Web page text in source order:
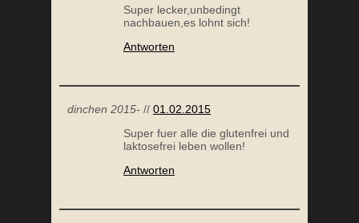
Super lecker,unbedingt
nachbauen,es lohnt sich!
Antworten
dinchen 2015- // 01.02.2015
Super fuer alle die glutenfrei und
laktosefrei leben wollen!
Antworten